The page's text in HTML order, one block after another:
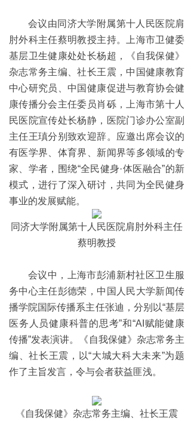
会议由同济大学附属第十人民医院肩
肘外科主任蔡明教授主持。上海市卫健委
基层卫生健康处处长杨超，《自我保健》
杂志常务主编、社长王震，中国健康教育
中心研究员、中国健康促进与教育协会健
康传播分会主任委员肖砾，上海市第十人
民医院宣传处长杨静，医院门诊办公室副
主任王瑱分别致欢迎辞。应邀出席会议的
有医学界、体育界、新闻界等多领域的专
家、学者，围绕“全民健身·体医融合”的新
模式，进行了深入研讨，共同为全民健身
事业的发展赋能。
同济大学附属第十人民医院肩肘外科主任
蔡明教授
会议中，上海市彭浦新村社区卫生服
务中心主任彭德荣，中国人民大学新闻传
播学院国际传播系主任张迪，分别以“基层
医务人员健康科普的思考”和“AI赋能健康
传播”发表演讲。《自我保健》杂志常务主
编、社长王震，以“大城大科大未来”为题
作了主旨发言，令与会者获益匪浅。
《自我保健》杂志常务主编、社长王震